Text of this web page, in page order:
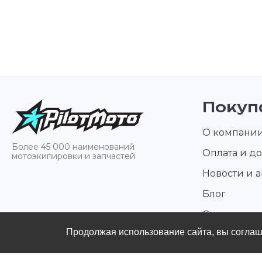
Более 45 000 наименований
мотоэкипировки и запчастей
О
Оплата и
Новости и
Блог
Стать
Контакты
Продолжая использование сайта, вы